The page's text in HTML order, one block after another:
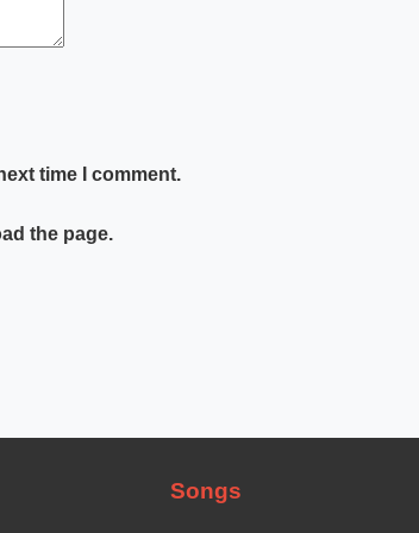
time I comment.
the page.
Songs